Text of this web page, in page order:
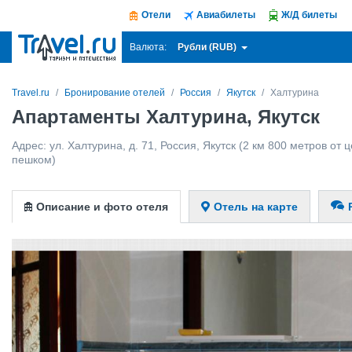
Отели Авиабилеты Ж/Д билеты
Валюта: Рубли (RUB)
Travel.ru Бронирование отелей Россия Якутск Халтурина
Апартаменты Халтурина, Якутск
Адрес: ул. Халтурина, д. 71 Россия Якутск (2 км 800 метров от
пешком)
Описание и фото отеля Отель на карте